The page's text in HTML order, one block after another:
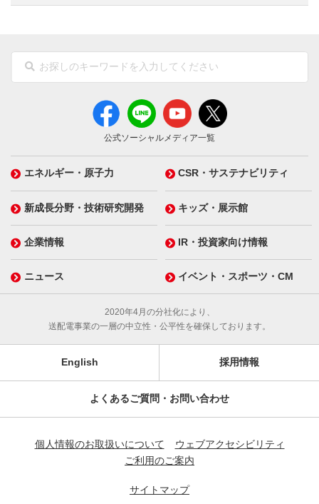
公式ソーシャルメディア一覧
エネルギー・原子力 CSR・サステナビリティ
新成長分野・技術研究開発 キッズ・展示館
企業情報 IR・投資家向け情報
ニュース イベント・スポーツ・CM
2020年4月の分社化により、
送配電事業の一層の中立性・公平性を確保しております。
English 採用情報
よくあるご質問・お問い合わせ
個人情報のお取扱いについて
ウェブアクセシビリティ
ご利用のご案内
サイトマップ